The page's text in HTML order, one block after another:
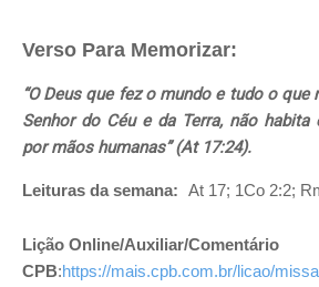
Verso Para Memorizar:
“O Deus que fez o mundo e tudo o que
Senhor do Céu e da Terra, não
por mãos humanas” (At 17:24).
Leituras da semana: At 17; 1Co 2:2;
Lição Online/Auxiliar/Comentário
CPB:https://mais.cpb.com.br/licao/